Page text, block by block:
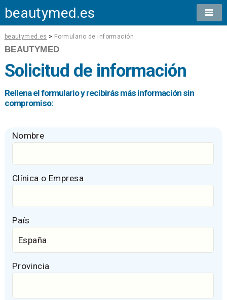
beautymed.es
beautymed.es > Formulario de información
BEAUTYMED
Solicitud de información
Rellena el formulario y recibirás más información sin
compromiso:
Nombre
Clínica o Empresa
País
Provincia